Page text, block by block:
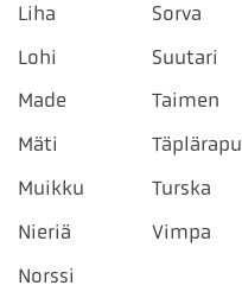
Liha
Lohi
Made
Mäti
Muikku
Nieriä
Norssi
Sorva
Suutari
Taimen
Täplärapu
Turska
Vimpa